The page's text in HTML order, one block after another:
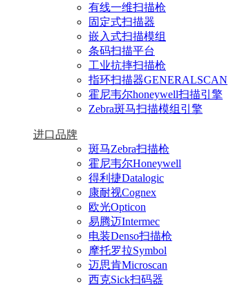
有线一维扫描枪
固定式扫描器
嵌入式扫描模组
条码扫描平台
工业抗摔扫描枪
指环扫描器GENERALSCAN
霍尼韦尔honeywell扫描引擎
Zebra斑马扫描模组引擎
进口品牌
斑马Zebra扫描枪
霍尼韦尔Honeywell
得利捷Datalogic
康耐视Cognex
欧光Opticon
易腾迈Intermec
电装Denso扫描枪
摩托罗拉Symbol
迈思肯Microscan
西克Sick扫码器